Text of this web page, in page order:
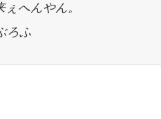
へんやん。
ろふ